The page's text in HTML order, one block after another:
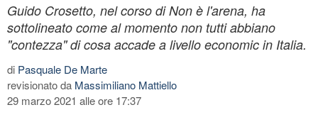
Guido Crosetto, nel corso di Non è l'arena, ha
sottolineato come al momento non tutti abbiano
"contezza" di cosa accade a livello economic in Italia.
di Pasquale De Marte
revisionato da Massimiliano Mattiello
29 marzo 2021 alle ore 17:37